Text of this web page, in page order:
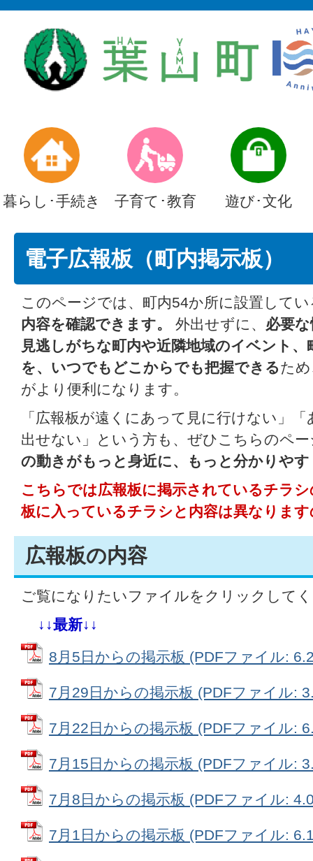
暮らし･手続き 子育て･教育 遊び･文化
電子広報板（町内掲示板）
このページでは、町内54か所に設置してい
内容を確認できます。
外出せずに、 必要
見逃しがちな町内や近隣地域のイベント
を、いつでもどこからでも把握できるた
がより便利になります。
「広報板が遠くにあって見に行けない」
出せない」という方も、ぜひこちらのペ
の動きがもっと身近に、もっと分かりやす
こちらでは広報板に掲示されているチラ
板に入っているチラシと内容は異なりま
広報板の内容
ご覧になりたいファイルをクリックして
↓↓最新↓↓
8月5日からの掲示板 (PDFファイル:
7月29日からの掲示板 (PDFファイル:
7月22日からの掲示板 (PDFファイル:
7月15日からの掲示板 (PDFファイル:
7月8日からの掲示板 (PDFファイル:
7月1日からの掲示板 (PDFファイル: